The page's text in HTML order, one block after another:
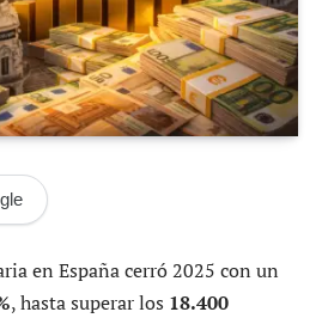
en España cerró 2025 con un
, hasta superar los 18.400